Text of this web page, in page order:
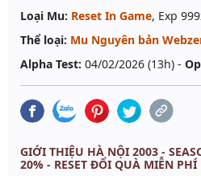
Loại Mu: Reset In Game, Exp
Thể loại: Mu Nguyên bản
Alpha Test: 04/02/2026 (13h) -
GIỚI THIỆU HÀ NỘI 2003 -
20% - RESET ĐỔI QUÀ MIỄN PHÍ